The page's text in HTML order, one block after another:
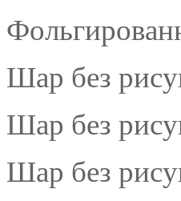
Шар без
Шар без
Шар без